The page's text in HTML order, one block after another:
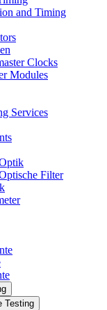
and Timing
Clocks
Modules
Services
Filter
Testing